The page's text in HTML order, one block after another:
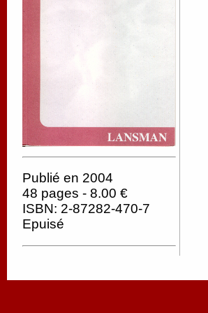
Publié en 2004
48 pages - 8.00 €
ISBN: 2-87282-470-7
Epuisé